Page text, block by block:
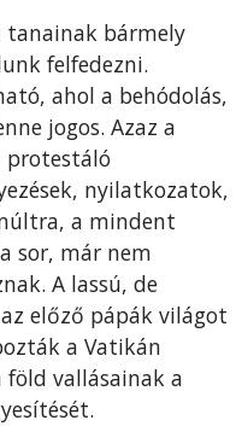
tanainak bármely
felfedezni.
ahol a behódolás,
jogos. Azaz a
protestáló
nyilatkozatok,
a mindent
sor, már nem
A lassú, de
előző pápák világot
a Vatikán
vallásainak a